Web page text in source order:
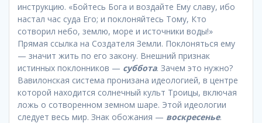
инструкцию. «Бойтесь Бога и воздайте Ему славу, ибо
настал час суда Его; и поклоняйтесь Тому, Кто
сотворил небо, землю, море и источники воды!»
Прямая ссылка на Создателя Земли. Поклоняться ему
— значит жить по его закону. Внешний признак
истинных поклонников — суббота. Зачем это нужно?
Вавилонская система пронизана идеологией, в центре
которой находится солнечный культ Троицы, включая
ложь о сотворенном земном шаре. Этой идеологии
следует весь мир. Знак обожания — воскресенье.